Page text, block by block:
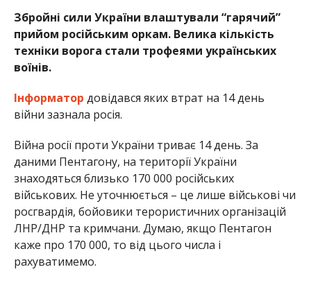
Збройні сили України влаштували “гарячий”
прийом російським оркам. Велика кількість
техніки ворога стали трофеями українських
воїнів.
Інформатор довідався яких втрат на 14 день
війни зазнала росія.
Війна росії проти України триває 14 день. За
даними Пентагону, на території України
знаходяться близько 170 000 російських
військових. Не уточнюється – це лише військові чи
росгвардія, бойовики терористичних організацій
ЛНР/ДНР та кримчани. Думаю, якщо Пентагон
каже про 170 000, то від цього числа і
рахуватимемо.